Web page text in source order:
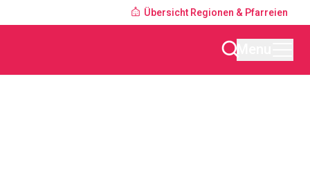
Übersicht Regionen & Pfarreien